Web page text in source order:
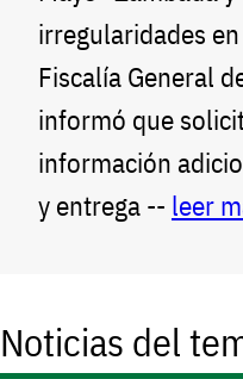
irregularidades
Fiscalía General
informó que
información
y entrega -- leer
Noticias del